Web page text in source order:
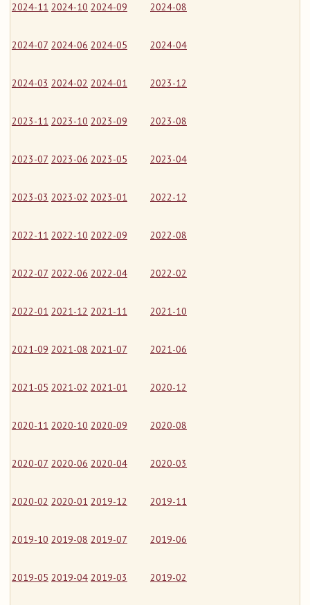
2024-11 2024-10 2024-09 2024-08
2024-07 2024-06 2024-05 2024-04
2024-03 2024-02 2024-01 2023-12
2023-11 2023-10 2023-09 2023-08
2023-07 2023-06 2023-05 2023-04
2023-03 2023-02 2023-01 2022-12
2022-11 2022-10 2022-09 2022-08
2022-07 2022-06 2022-04 2022-02
2022-01 2021-12 2021-11 2021-10
2021-09 2021-08 2021-07 2021-06
2021-05 2021-02 2021-01 2020-12
2020-11 2020-10 2020-09 2020-08
2020-07 2020-06 2020-04 2020-03
2020-02 2020-01 2019-12 2019-11
2019-10 2019-08 2019-07 2019-06
2019-05 2019-04 2019-03 2019-02